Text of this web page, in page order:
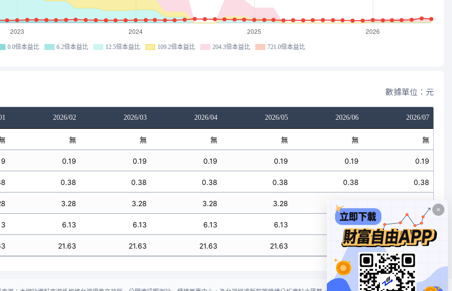
0.0倍本益比 6.2倍本益比 12.5倍本益比 109.2倍本益比 204.3倍本益比 721.0倍本益比
數據單位：元
2026/02 2026/03 2026/04 2026/05 2026/06 2026/07
無 無 無 無 無 無
0.19 0.19 0.19 0.19 0.19 0.19
0.38 0.38 0.38 0.38 0.38 0.38
3.28 3.28 3.28 3.28 3.28
6.13 6.13 6.13 6.13 6.13 6.13
21.63 21.63 21.63 21.63 21.63 21.63